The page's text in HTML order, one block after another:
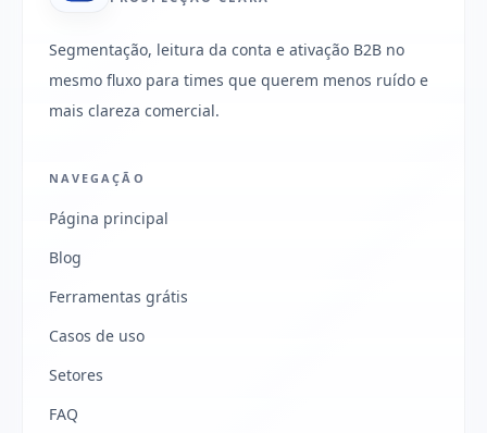
Segmentação, leitura da conta e ativação B2B no
mesmo fluxo para times que querem menos ruído e
mais clareza comercial.
NAVEGAÇÃO
Página principal
Blog
Ferramentas grátis
Casos de uso
Setores
FAQ